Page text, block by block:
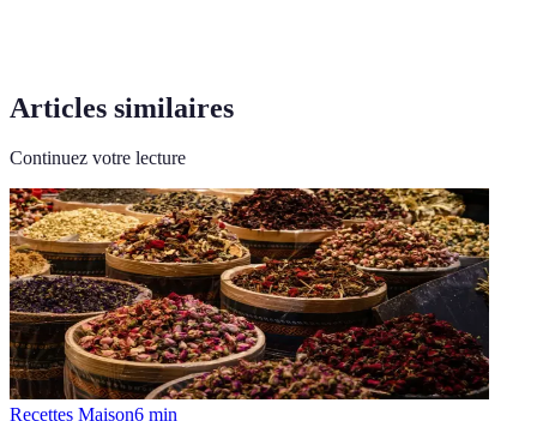
Articles similaires
Continuez votre lecture
Recettes Maison6 min